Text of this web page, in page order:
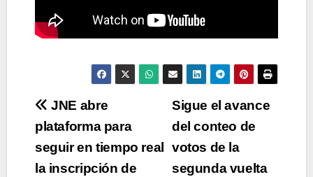
Navegación
de
entradas
Sigue el avance
del conteo de
votos de la
segunda vuelta
JNE abre
plataforma para
seguir en tiempo real
la inscripción de